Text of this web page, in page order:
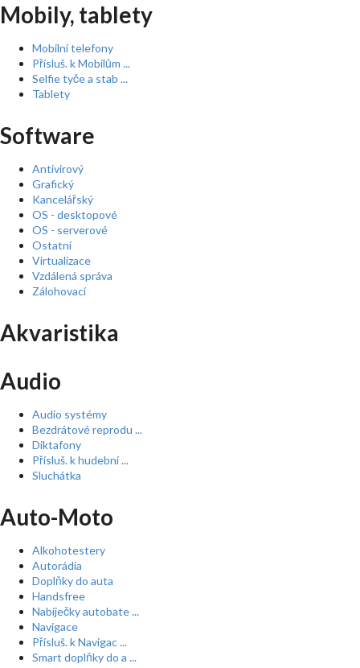
Mobily, tablety
Mobilní telefony
Přísluš. k Mobilům ...
Selfie tyče a stab ...
Tablety
Software
Antivirový
Grafický
Kancelářský
OS - desktopové
OS - serverové
Ostatní
Virtualizace
Vzdálená správa
Zálohovací
Akvaristika
Audio
Audio systémy
Bezdrátové reprodu ...
Diktafony
Přísluš. k hudební ...
Sluchátka
Auto-Moto
Alkohotestery
Autorádia
Doplňky do auta
Handsfree
Nabíječky autobate ...
Navigace
Přísluš. k Navigac ...
Smart doplňky do a ...